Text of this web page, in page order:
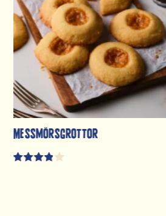
Messmörsgrottor